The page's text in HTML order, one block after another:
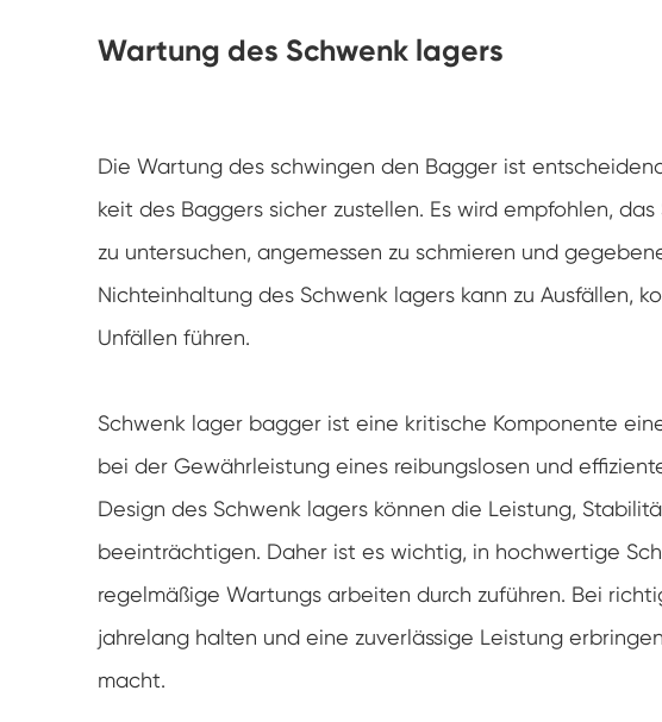
Wartung des Schwenk lagers
Die Wartung des schwingen den Bagger ist
keit des Baggers sicher zustellen. Es wird empfohlen,
zu untersuchen, angemessen zu schmieren und
Nichteinhaltung des Schwenk lagers kann zu Ausfällen,
Unfällen führen.
Schwenk lager bagger ist eine kritische Komponente
bei der Gewährleistung eines reibungslosen und
Design des Schwenk lagers können die Leistung,
beeinträchtigen. Daher ist es wichtig, in hochwertige
regelmäßige Wartungs arbeiten durch zuführen. Bei
jahrelang halten und eine zuverlässige Leistung
macht.